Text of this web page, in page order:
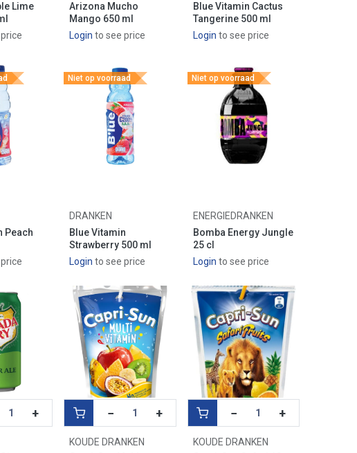
Lime
Arizona Mucho
Mango 650 ml
Login to see price
Blue Vitamin Cactus
Tangerine 500 ml
Login to see price
Peach
Niet op voorraad
DRANKEN
Blue Vitamin
Strawberry 500 ml
Login to see price
Niet op voorraad
ENERGIEDRANKEN
Bomba Energy Jungle
25 cl
Login to see price
+ − +
KOUDE DRANKEN
− +
KOUDE DRANKEN